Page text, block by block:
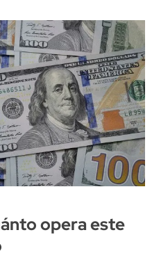
opera este